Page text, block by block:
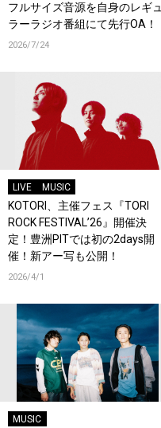
フルサイズ音源を自身のレギュ
ラーラジオ番組にて先行OA！
2026/7/24
LIVE MUSIC
KOTORI、主催フェス『TORI
ROCK FESTIVAL’26』開催決
定！豊洲PITでは初の2days開
催！新アー写も公開！
2026/4/1
MUSIC